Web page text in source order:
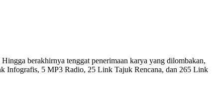
berakhirnya tenggat penerimaan karya yang dilombakan,
Infografis, 5 MP3 Radio, 25 Link Tajuk Rencana, dan 265 Link